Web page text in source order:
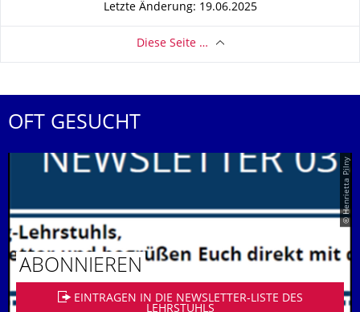
Letzte Änderung: 19.06.2025
Diese Seite …
OFT GESUCHT
© Henrietta Pilny
ABONNIEREN
EINTRAGEN IN DIE NEWSLETTER-LISTE DES
LEHRSTUHLS